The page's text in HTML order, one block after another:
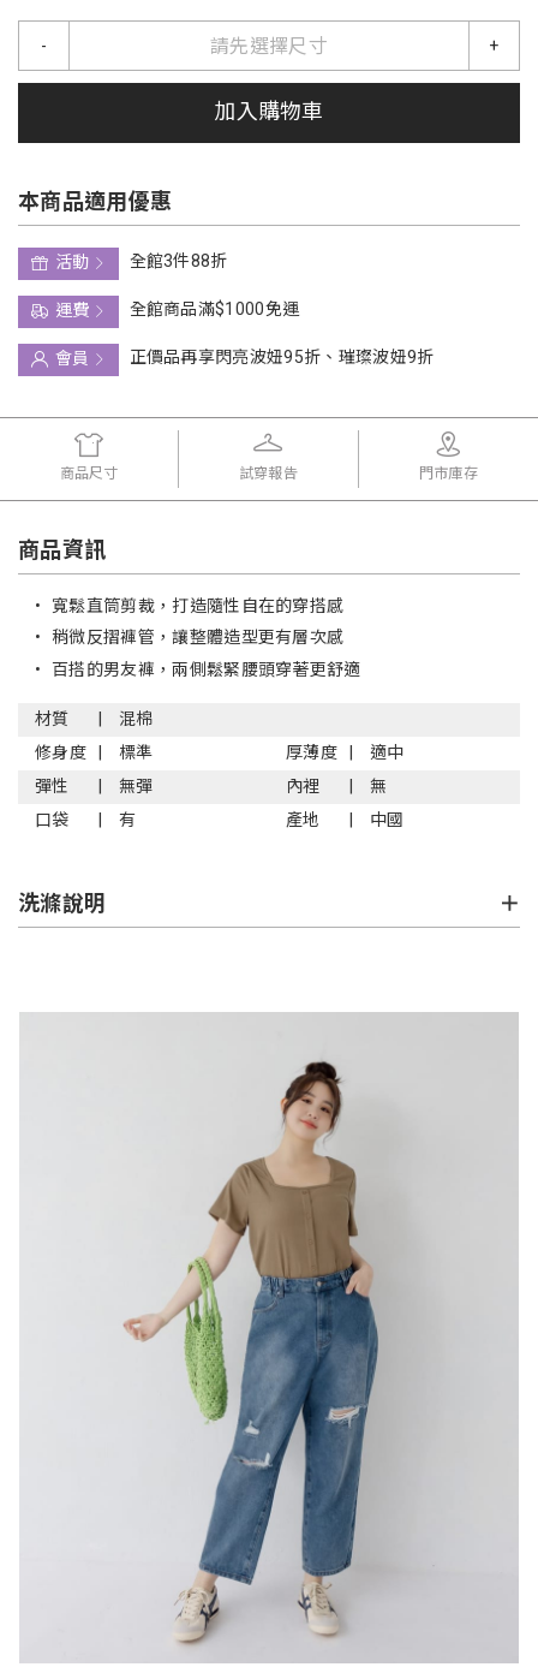
請先選擇尺寸
- +
加入購物車
本商品適用優惠
活動
全館3件88折
運費
全館商品滿$1000免運
會員
正價品再享閃亮波妞95折、璀璨波妞9折
商品尺寸 試穿報告 門市庫存
商品資訊
• 寬鬆直筒剪裁，打造隨性自在的穿搭感
• 稍微反摺褲管，讓整體造型更有層次感
• 百搭的男友褲，兩側鬆緊腰頭穿著更舒適
材質
混棉
修身度
標準 厚薄度
適中
彈性
無彈 內裡
無
口袋
有 產地 中國
洗滌說明